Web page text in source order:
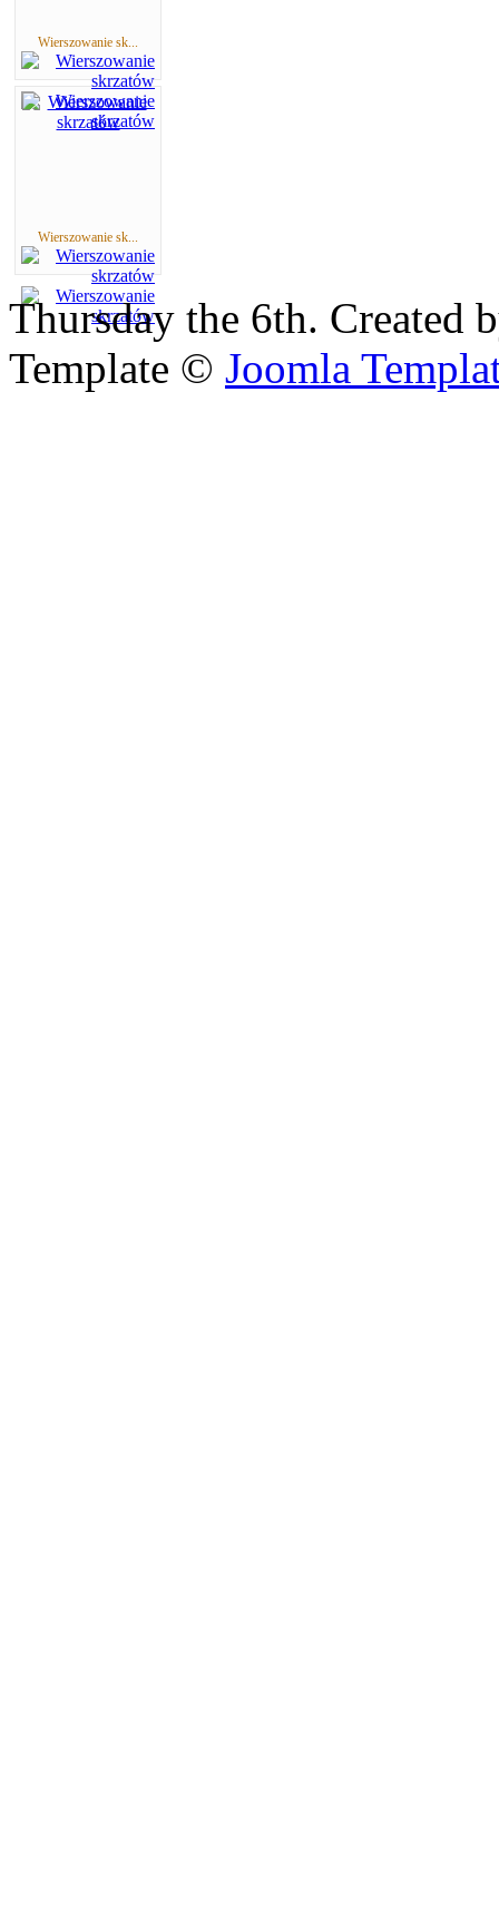
Wierszowanie sk...
Wierszowanie sk...
Thursday the 6th. Created
Template © Joomla